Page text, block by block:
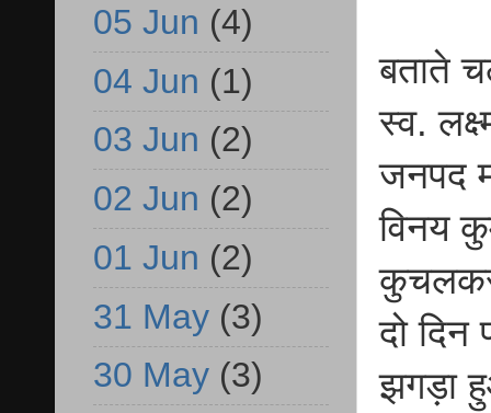
बताते
स्व.
जनपद
विनय
कुचलकर
दो
झगड़ा
05 Jun (4)
04 Jun (1)
03 Jun (2)
02 Jun (2)
01 Jun (2)
31 May (3)
30 May (3)